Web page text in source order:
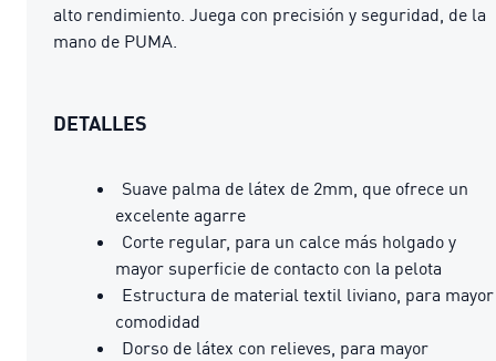
alto rendimiento. Juega con precisión y seguridad, de la
mano de PUMA.
DETALLES
Suave palma de látex de 2mm, que ofrece un
excelente agarre
Corte regular, para un calce más holgado y
mayor superficie de contacto con la pelota
Estructura de material textil liviano, para mayor
comodidad
Dorso de látex con relieves, para mayor